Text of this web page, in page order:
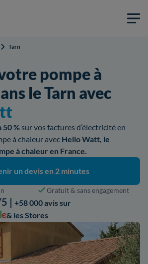
Tarn
pompe à
le Tarn avec
50 %sur vos factures d’électricité en
à chaleur avec Hello Watt, le
à chaleur en France.
un devis en 2 minutes
Gratuit & sans engagement
| +58 000 avis sur
& les Stores